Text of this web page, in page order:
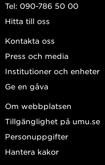
Tel: 090-786 50 00
Hitta till oss
Kontakta oss
Press och media
Institutioner och enheter
Ge en gåva
Om webbplatsen
Tillgänglighet på umu.se
Personuppgifter
Hantera kakor